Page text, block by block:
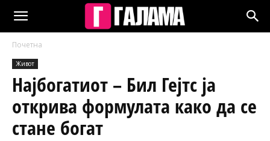
Почетна
Живот
Најбогатиот – Бил Гејтс ја
открива формулата како да се
стане богат